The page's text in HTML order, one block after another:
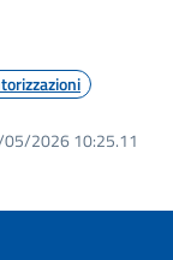
2026 10:25.11